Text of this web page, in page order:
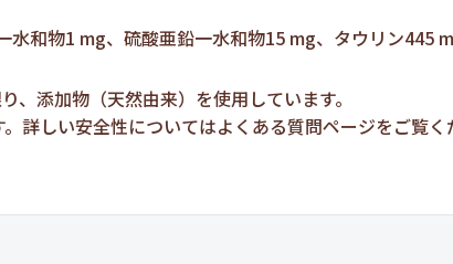
和物1 mg、硫酸亜鉛一水和物15 mg、タウリン445
添加物（天然由来）を使用しています。
詳しい安全性についてはよくある質問ページをご覧く